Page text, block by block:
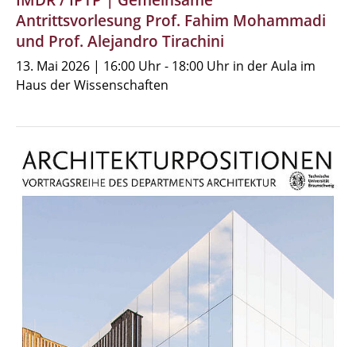
Antrittsvorlesung Prof. Fahim Mohammadi
und Prof. Alejandro Tirachini
13. Mai 2026 | 16:00 Uhr - 18:00 Uhr in der Aula im
Haus der Wissenschaften